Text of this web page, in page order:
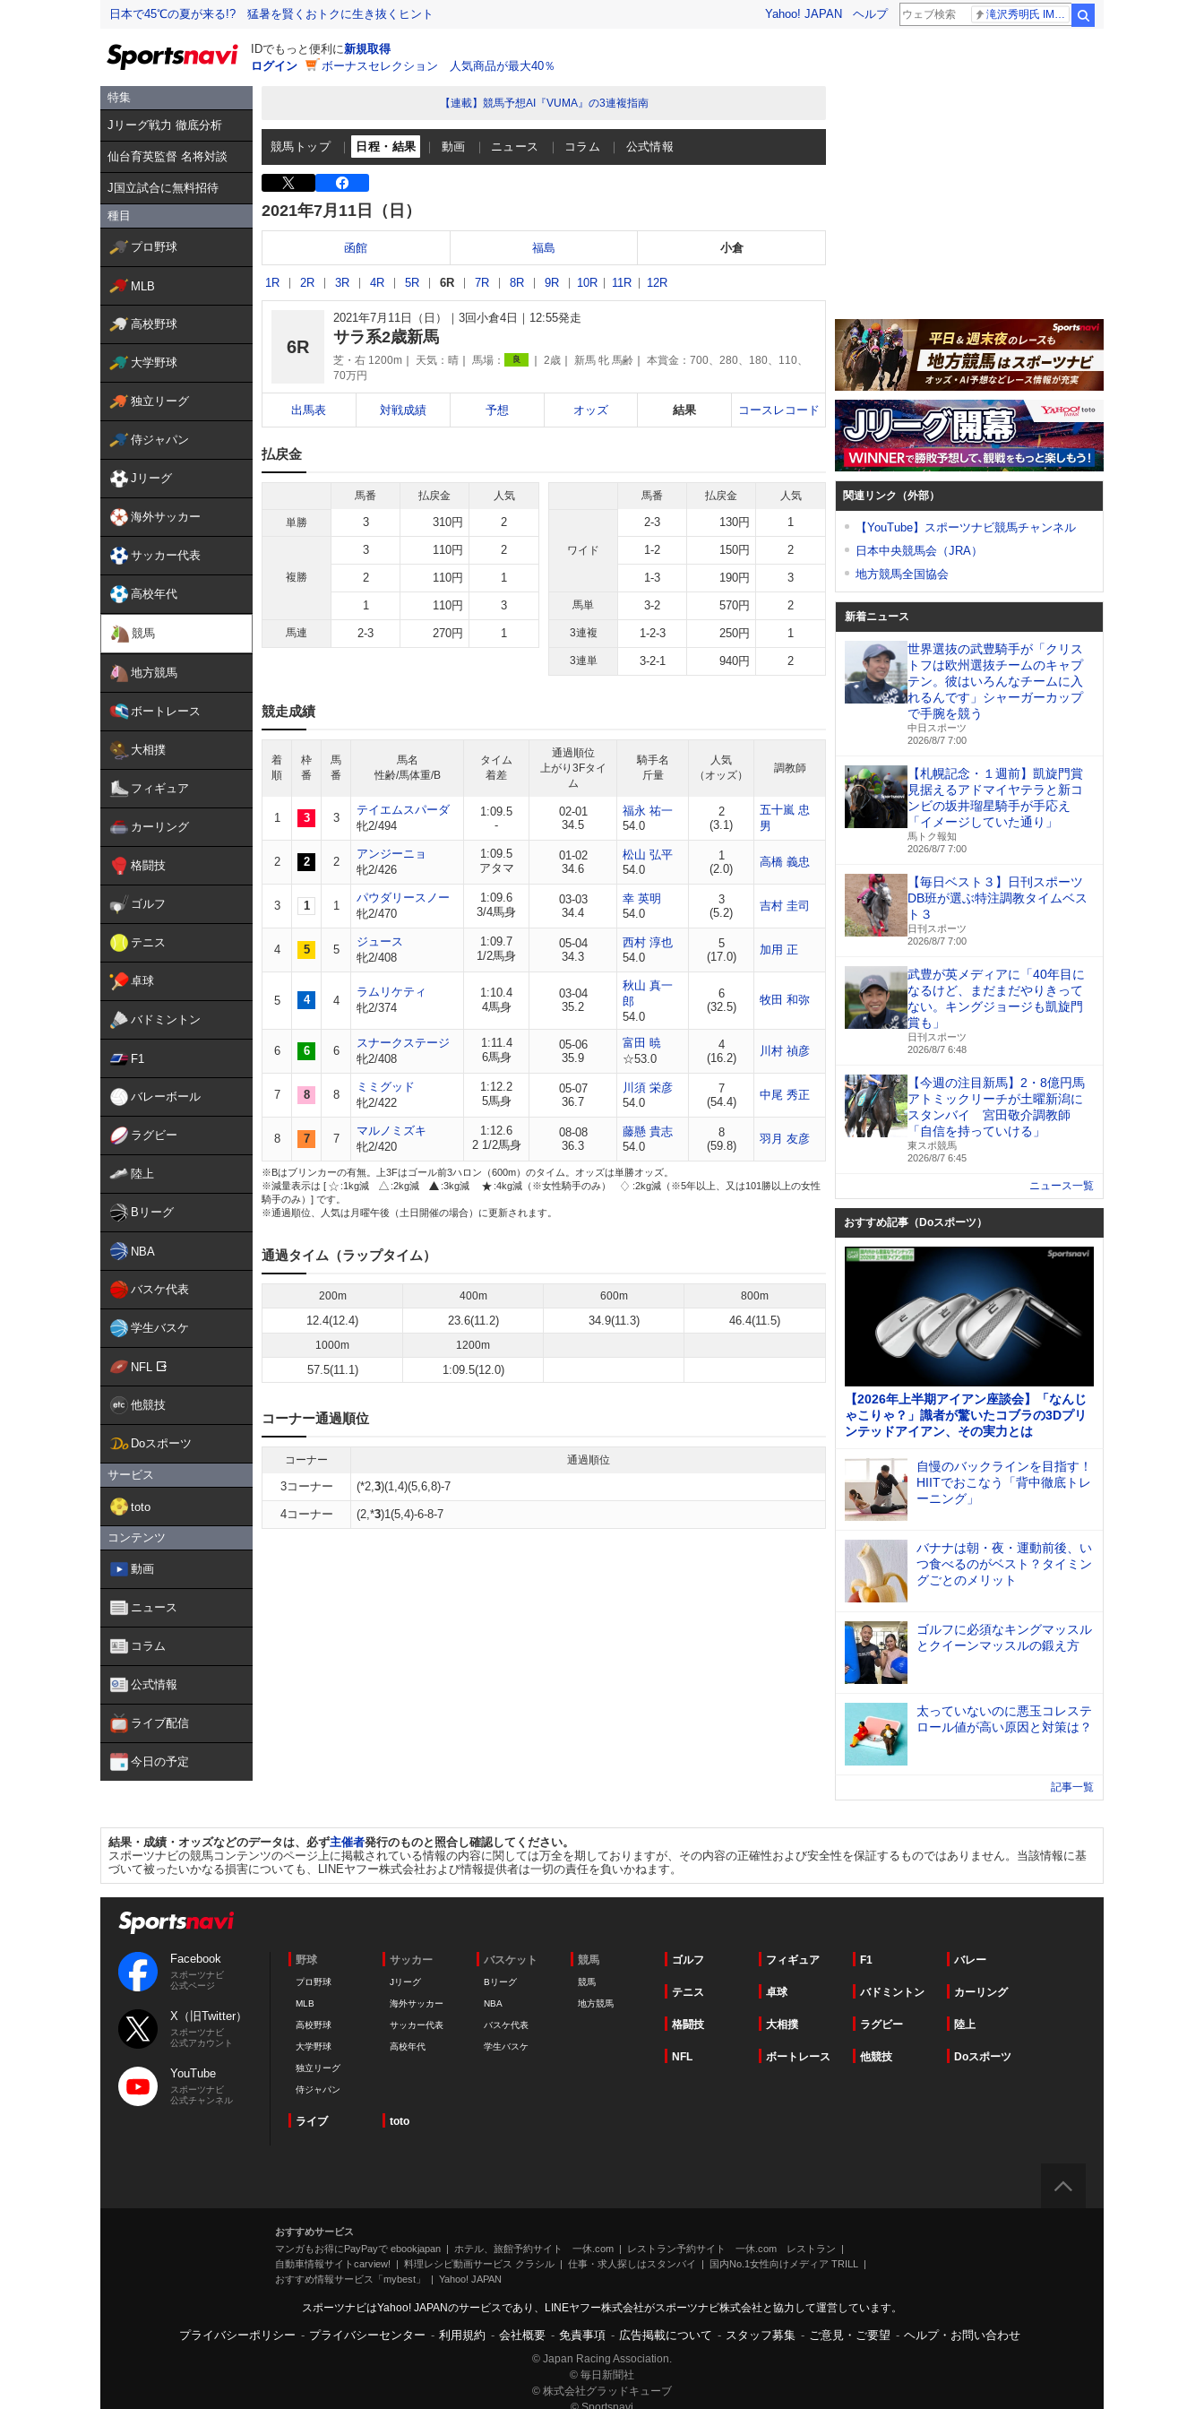
日本で45℃の夏が来る!? 猛暑を賢くおトクに生き抜くヒント Yahoo! JAPAN ヘルプ
IDでもっと便利に新規取得
ログイン
ボーナスセレクション 人気商品が最大40％
特集
Jリーグ戦力 徹底分析
仙台育英監督 名将対談
J国立試合に無料招待
種目
プロ野球
MLB
高校野球
大学野球
独立リーグ
侍ジャパン
Jリーグ
海外サッカー
サッカー代表
高校年代
競馬
地方競馬
ボートレース
大相撲
フィギュア
カーリング
格闘技
ゴルフ
テニス
卓球
バドミントン
F1
バレーボール
ラグビー
陸上
Bリーグ
NBA
バスケ代表
学生バスケ
NFL
他競技
Doスポーツ
サービス
toto
コンテンツ
動画
ニュース
コラム
公式情報
ライブ配信
今日の予定
【連載】競馬予想AI『VUMA』の3連複指南
競馬トップ 日程・結果 動画 ニュース コラム 公式情報
2021年7月11日（日）
函館 福島 小倉
1R 2R 3R 4R 5R 6R 7R 8R 9R 10R 11R 12R
6R
2021年7月11日（日） 3回小倉4日 12:55発走
サラ系2歳新馬
芝・右 1200m 天気： 晴 馬場： 良 2歳 新馬 牝 馬齢
本賞金：700、280、180、110、
70万円
出馬表 対戦成績 予想 オッズ 結果 コースレコード
払戻金
馬番 払戻金 人気
単勝 3 310円 2
複勝
3 110円 2
2 110円 1
1 110円 3
馬連 2-3 270円 1
馬番 払戻金 人気
ワイド
2-3 130円 1
1-2 150円 2
1-3 190円 3
馬単 3-2 570円 2
3連複 1-2-3 250円 1
3連単 3-2-1 940円 2
競走成績
着
順
枠
番
馬
番
馬名
性齢/馬体重/B
タイム
着差
通過順位
上がり3Fタイ
ム
騎手名
斤量
人気
（オッズ）
調教師
1 3 3
テイエムスパーダ
牝2/494
1:09.5
-
02-01
34.5
福永 祐一
54.0
2
(3.1)
五十嵐 忠
男
2 2 2
アンジーニョ
牝2/426
1:09.5
アタマ
01-02
34.6
松山 弘平
54.0
1
(2.0)
高橋 義忠
3 1 1
パウダリースノー
牝2/470
1:09.6
3/4馬身
03-03
34.4
幸 英明
54.0
3
(5.2)
吉村 圭司
4 5 5
ジュース
牝2/408
1:09.7
1/2馬身
05-04
34.3
西村 淳也
54.0
5
(17.0)
加用 正
5 4 4
ラムリケティ
牝2/374
1:10.4
4馬身
03-04
35.2
秋山 真一
郎
54.0
6
(32.5)
牧田 和弥
6 6 6
スナークステージ
牝2/408
1:11.4
6馬身
05-06
35.9
富田 暁
☆53.0
4
(16.2)
川村 禎彦
7 8 8
ミミグッド
牝2/422
1:12.2
5馬身
05-07
36.7
川須 栄彦
54.0
7
(54.4)
中尾 秀正
8 7 7
マルノミズキ
牝2/420
1:12.6
2 1/2馬身
08-08
36.3
藤懸 貴志
54.0
8
(59.8)
羽月 友彦
※Bはブリンカーの有無。上3Fはゴール前3ハロン（600m）のタイム。オッズは単勝オッズ。
※減量表示は [
:1kg減 :2kg減 :3kg減 :4kg減（※女性騎手のみ）
:2kg減（※5年以上、又は101勝以上の女性
騎手のみ）] です。
※通過順位、人気は月曜午後（土日開催の場合）に更新されます。
通過タイム（ラップタイム）
200m 400m 600m 800m
12.4(12.4) 23.6(11.2) 34.9(11.3) 46.4(11.5)
1000m 1200m
57.5(11.1) 1:09.5(12.0)
コーナー通過順位
コーナー 通過順位
3コーナー (*2,3)(1,4)(5,6,8)-7
4コーナー (2,*3)1(5,4)-6-8-7
関連リンク（外部）
【YouTube】スポーツナビ競馬チャンネル
日本中央競馬会（JRA）
地方競馬全国協会
新着ニュース
世界選抜の武豊騎手が「クリス
トフは欧州選抜チームのキャプ
テン。彼はいろんなチームに入
れるんです」シャーガーカップ
で手腕を競う
中日スポーツ
2026/8/7 7:00
【札幌記念・１週前】凱旋門賞
見据えるアドマイヤテラと新コ
ンビの坂井瑠星騎手が手応え
「イメージしていた通り」
馬トク報知
2026/8/7 7:00
【毎日ベスト３】日刊スポーツ
DB班が選ぶ特注調教タイムベス
ト３
日刊スポーツ
2026/8/7 7:00
武豊が英メディアに「40年目に
なるけど、まだまだやりきって
ない。キングジョージも凱旋門
賞も」
日刊スポーツ
2026/8/7 6:48
【今週の注目新馬】2・8億円馬
アトミックリーチが土曜新潟に
スタンバイ 宮田敬介調教師
「自信を持っていける」
東スポ競馬
2026/8/7 6:45
ニュース一覧
おすすめ記事（Doスポーツ）
【2026年上半期アイアン座談会】「なんじ
ゃこりゃ？」識者が驚いたコブラの3Dプリ
ンテッドアイアン、その実力とは
自慢のバックラインを目指す！
HIITでおこなう「背中徹底トレ
ーニング」
バナナは朝・夜・運動前後、い
つ食べるのがベスト？タイミン
グごとのメリット
ゴルフに必須なキングマッスル
とクイーンマッスルの鍛え方
太っていないのに悪玉コレステ
ロール値が高い原因と対策は？
記事一覧
結果・成績・オッズなどのデータは、必ず主催者発行のものと照合し確認してください。
スポーツナビの競馬コンテンツのページ上に掲載されている情報の内容に関しては万全を期しておりますが、その内容の正確性および安全性を保証するものではありません。当該情報に基
づいて被ったいかなる損害についても、LINEヤフー株式会社および情報提供者は一切の責任を負いかねます。
Facebook
スポーツナビ
公式ページ
X（旧Twitter）
スポーツナビ
公式アカウント
YouTube
スポーツナビ
公式チャンネル
野球
プロ野球
MLB
高校野球
大学野球
独立リーグ
侍ジャパン
サッカー
Jリーグ
海外サッカー
サッカー代表
高校年代
バスケット
Bリーグ
NBA
バスケ代表
学生バスケ
競馬
競馬
地方競馬
ゴルフ フィギュア F1 バレー
テニス 卓球 バドミントン カーリング
格闘技 大相撲 ラグビー 陸上
NFL ボートレース 他競技 Doスポーツ
ライブ toto
おすすめサービス
マンガもお得にPayPayで ebookjapan
ホテル、旅館予約サイト 一休.com
レストラン予約サイト 一休.com レストラン
自動車情報サイトcarview!
料理レシピ動画サービス クラシル 仕事・求人探しはスタンバイ
国内No.1女性向けメディア TRILL
おすすめ情報サービス「mybest」
Yahoo! JAPAN
スポーツナビはYahoo! JAPANのサービスであり、LINEヤフー株式会社がスポーツナビ株式会社と協力して運営しています。
プライバシーポリシー - プライバシーセンター - 利用規約 - 会社概要 - 免責事項 - 広告掲載について - スタッフ募集 - ご意見・ご要望 - ヘルプ・お問い合わせ
© Japan Racing Association.
© 毎日新聞社
© 株式会社グラッドキューブ